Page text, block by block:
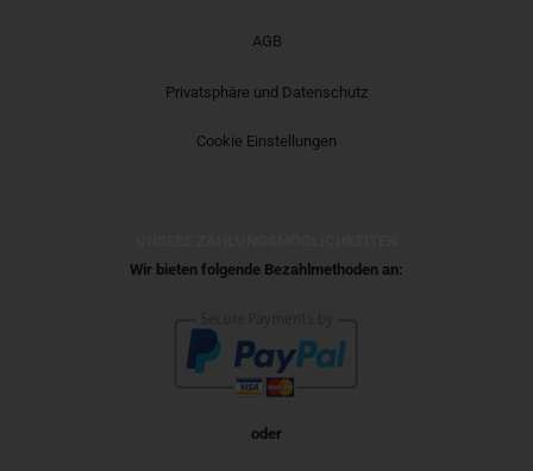
AGB
Privatsphäre und Datenschutz
Cookie Einstellungen
Wir bieten folgende Bezahlmethoden an:
oder